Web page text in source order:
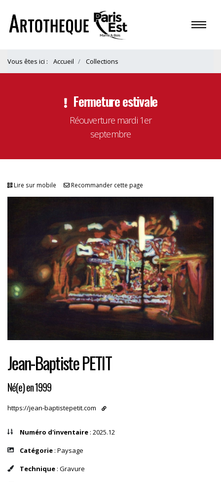
Vous êtes ici : Accueil Collections
Fermeture estivale
Réouverture mardi 1er
septembre
Lire sur mobile Recommander cette page
Jean-Baptiste PETIT
Né(e) en 1999
https://jean-baptistepetit.com
Numéro d'inventaire : 2025.12
Catégorie : Paysage
Technique : Gravure